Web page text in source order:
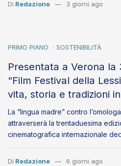
Di Redazione 3 giorni ago
PRIMO PIANO SOSTENIBILITÀ
Presentata a Verona la
“Film Festival della
vita, storia e tradizioni
La “lingua madre” contro
attraverserà la trentaduesima
cinematografica internazionale
Di Redazione 6 giorni ago